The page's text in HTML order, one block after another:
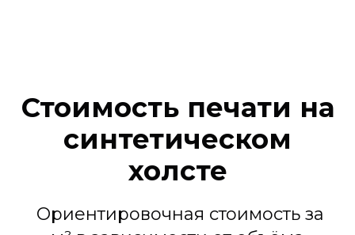
Стоимость печати на
синтетическом
холсте
Ориентировочная стоимость за